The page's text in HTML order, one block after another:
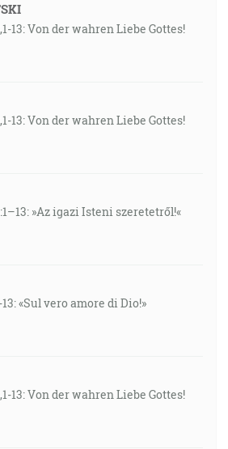
13: Von der wahren Liebe Gottes!
13: Von der wahren Liebe Gottes!
»Az igazi Isteni szeretetről!«
13: «Sul vero amore di Dio!»
13: Von der wahren Liebe Gottes!